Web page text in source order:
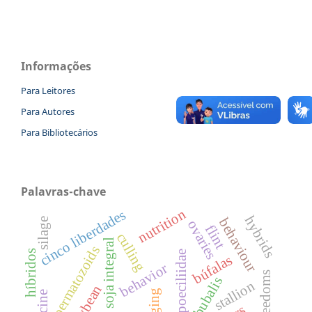
Informações
Para Leitores
Para Autores
Para Bibliotecários
Palavras-chave
poeciliidae
aging
búfalas
soja integralbehavior
culling
cinco liberdades behaviour
ovaries
spermatozoids stallion
nutrition
híbridos
hybrids
flint
silage